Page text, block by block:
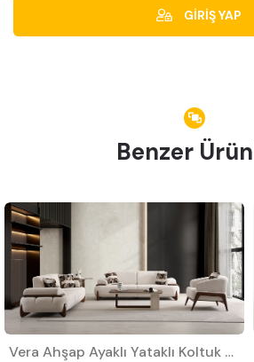
GİRİŞ YAP
Benzer
Vera Ahşap Ayaklı Yataklı Koltuk Takımı